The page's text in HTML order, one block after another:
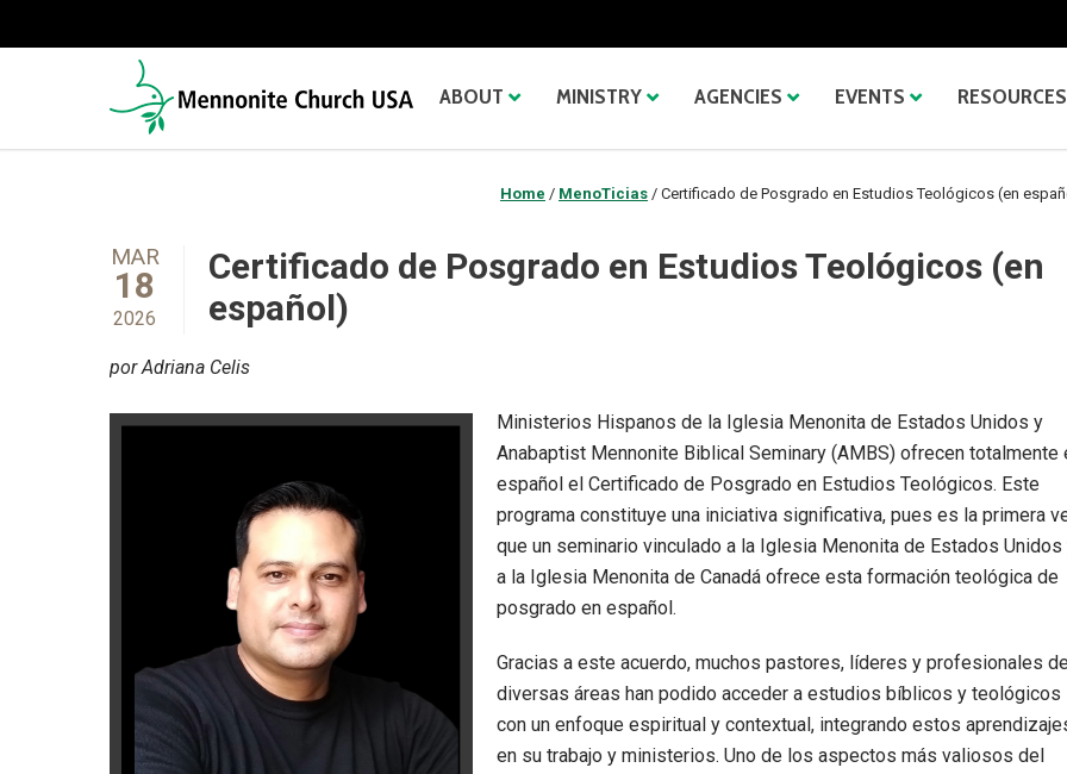
ABOUT MINISTRY AGENCIES EVENTS RESOURCES
Home / MenoTicias / Certificado de Posgrado en Estudios Teológicos (en
MAR
18
2026
Certificado de Posgrado en Estudios Teológicos (en
español)
por Adriana Celis
Ministerios Hispanos de la Iglesia Menonita de Estados Unidos y
Anabaptist Mennonite Biblical Seminary (AMBS) ofrecen totalmente
español el Certificado de Posgrado en Estudios Teológicos. Este
programa constituye una iniciativa significativa, pues es la primera
que un seminario vinculado a la Iglesia Menonita de Estados Unidos
a la Iglesia Menonita de Canadá ofrece esta formación teológica de
posgrado en español.
Gracias a este acuerdo, muchos pastores, líderes y profesionales
diversas áreas han podido acceder a estudios bíblicos y teológicos
con un enfoque espiritual y contextual, integrando estos
en su trabajo y ministerios. Uno de los aspectos más valiosos del